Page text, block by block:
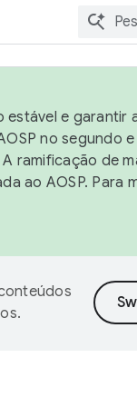
estável e garantir
no segundo
A ramificação de
ao AOSP. Para